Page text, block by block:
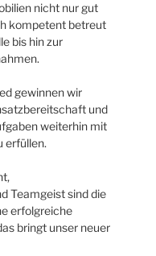
nicht nur gut
kompetent betreut
bis hin zur
gewinnen wir
und
weiterhin mit
erfüllen.
Teamgeist sind die
erfolgreiche
bringt unser neuer